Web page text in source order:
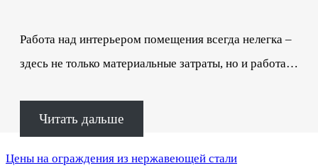
Работа над интерьером помещения всегда нелегка –
здесь не только материальные затраты, но и работа…
Читать дальше
Цены на ограждения из нержавеющей стали